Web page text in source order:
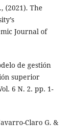
(2021). The
Journal of
de gestión
superior
6 N. 2. pp. 1-
Claro G. &